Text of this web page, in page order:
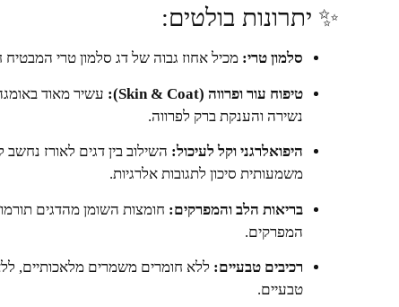
✨ יתרונות בולטים:
סלמון טרי: מכיל אחוז גבוה של דג סלמון טרי המבטיח
טיפוח עור ופרווה (Skin & Coat):
נשירה והענקת ברק לפרווה.
היפואלרגני וקל לעיכול: השילוב בין דגים לאורז
משמעותית סיכון לתגובות אלרגיות.
בריאות הלב והמפרקים: חומצות השומן מהדגים
המפרקים.
רכיבים טבעיים:
טבעיים.